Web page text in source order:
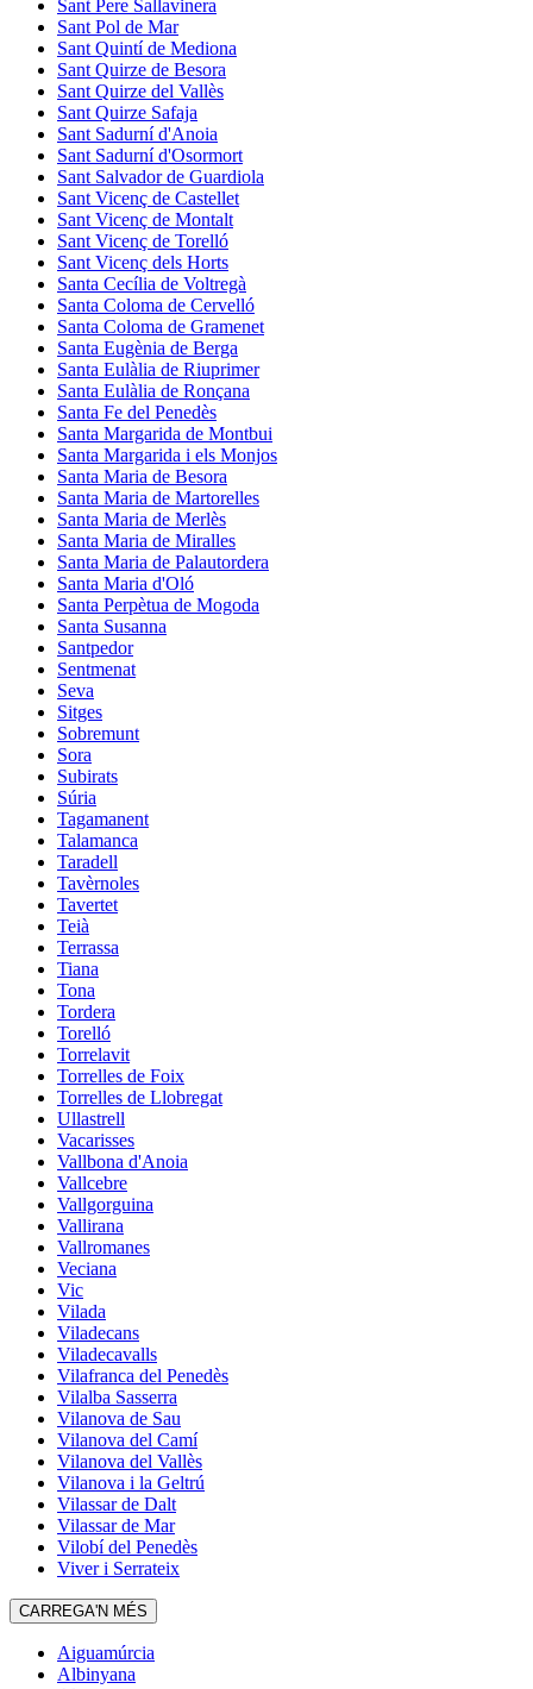
Sant Pere Sallavinera
Sant Pol de Mar
Sant Quintí de Mediona
Sant Quirze de Besora
Sant Quirze del Vallès
Sant Quirze Safaja
Sant Sadurní d'Anoia
Sant Sadurní d'Osormort
Sant Salvador de Guardiola
Sant Vicenç de Castellet
Sant Vicenç de Montalt
Sant Vicenç de Torelló
Sant Vicenç dels Horts
Santa Cecília de Voltregà
Santa Coloma de Cervelló
Santa Coloma de Gramenet
Santa Eugènia de Berga
Santa Eulàlia de Riuprimer
Santa Eulàlia de Ronçana
Santa Fe del Penedès
Santa Margarida de Montbui
Santa Margarida i els Monjos
Santa Maria de Besora
Santa Maria de Martorelles
Santa Maria de Merlès
Santa Maria de Miralles
Santa Maria de Palautordera
Santa Maria d'Oló
Santa Perpètua de Mogoda
Santa Susanna
Santpedor
Sentmenat
Seva
Sitges
Sobremunt
Sora
Subirats
Súria
Tagamanent
Talamanca
Taradell
Tavèrnoles
Tavertet
Teià
Terrassa
Tiana
Tona
Tordera
Torelló
Torrelavit
Torrelles de Foix
Torrelles de Llobregat
Ullastrell
Vacarisses
Vallbona d'Anoia
Vallcebre
Vallgorguina
Vallirana
Vallromanes
Veciana
Vic
Vilada
Viladecans
Viladecavalls
Vilafranca del Penedès
Vilalba Sasserra
Vilanova de Sau
Vilanova del Camí
Vilanova del Vallès
Vilanova i la Geltrú
Vilassar de Dalt
Vilassar de Mar
Vilobí del Penedès
Viver i Serrateix
CARREGA'N MÉS
Aiguamúrcia
Albinyana